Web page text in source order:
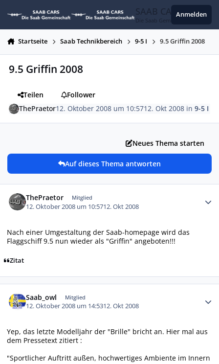
SAAB CARS
Die Saab Gemeinschaft
Anmelden
Startseite Saab Technikbereich 9-5 I 9.5 Griffin 2008
9.5 Griffin 2008
Teilen
Follower
ThePraetor12. Oktober 2008 um 10:5712. Okt 2008 in9-5 I
Neues Thema starten
Auf dieses Thema antworten
ThePraetor Mitglied
12. Oktober 2008 um 10:5712. Okt 2008
Nach einer Umgestaltung der Saab-homepage wird das
Flaggschiff 9.5 nun wieder als "Griffin" angeboten!!!
Zitat
Saab_owl Mitglied
12. Oktober 2008 um 14:5312. Okt 2008
Yep, das letzte Modelljahr der "Brille" bricht an. Hier mal aus
dem Pressetext zitiert :
"Sportlicher Auftritt außen, hochwertiges Ambiente im Innern